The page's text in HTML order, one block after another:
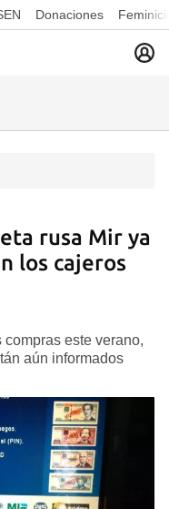
Donaciones
rusa Mir ya
los cajeros
compras este verano,
aún informados